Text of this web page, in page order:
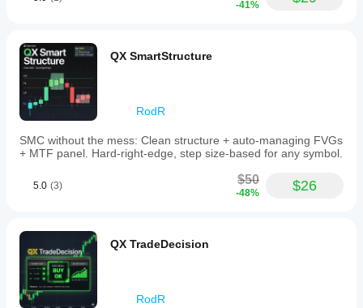
-41%
QX SmartStructure
RodR
SMC without the mess: Clean structure + auto-managing FVGs
+ MTF panel. Hard-right-edge, step size-based for any symbol.
5.0 (3) $50
-48% $26
QX TradeDecision
RodR